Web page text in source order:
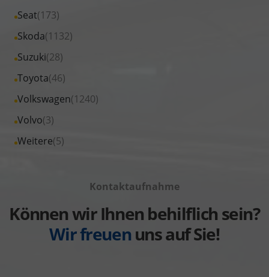
anzeigen
Peugeot
anzeigen
Fahrzeuge
Renault
anzeigen
Seat(173)
Alle
Fahrzeuge
Seat
anzeigen
Skoda(1132)
Alle
Fahrzeuge
Skoda
anzeigen
Suzuki(28)
Alle
Fahrzeuge
Suzuki
anzeigen
Toyota(46)
Alle
Fahrzeuge
Toyota
anzeigen
Volkswagen(1240)
Alle
Fahrzeuge
Volkswagen
Volvo(3)
Alle
Fahrzeuge
Weitere(5)
Alle
anzeigen
Kontaktaufnahme
Können wir Ihnen behilflich sein?
Wir freuen uns auf Sie!